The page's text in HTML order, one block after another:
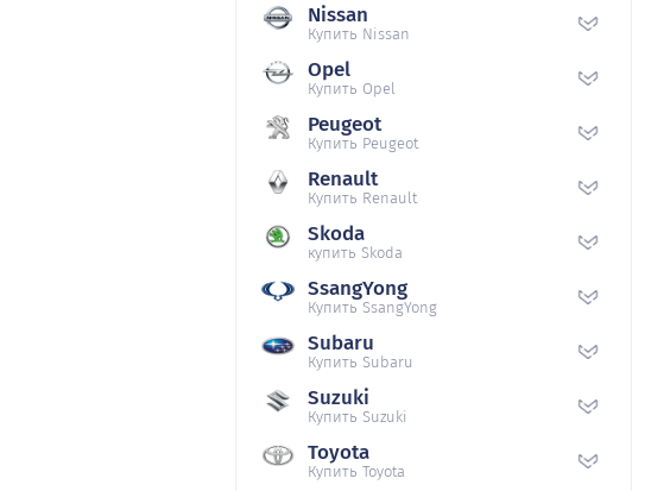
Nissan
Купить Nissan
Opel
Купить Opel
Peugeot
Купить Peugeot
Renault
Купить Renault
Skoda
купить Skoda
SsangYong
Купить SsangYong
Subaru
Купить Subaru
Suzuki
Купить Suzuki
Toyota
Купить Toyota